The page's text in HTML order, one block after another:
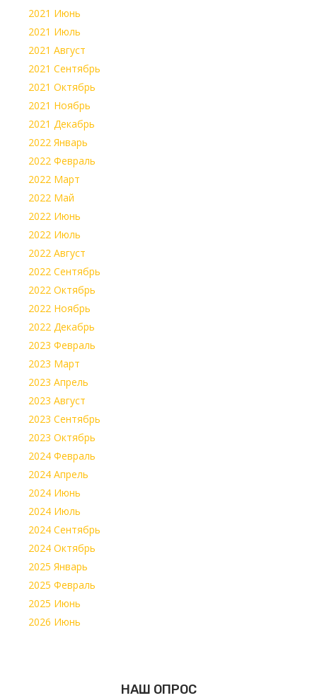
2021 Июнь
2021 Июль
2021 Август
2021 Сентябрь
2021 Октябрь
2021 Ноябрь
2021 Декабрь
2022 Январь
2022 Февраль
2022 Март
2022 Май
2022 Июнь
2022 Июль
2022 Август
2022 Сентябрь
2022 Октябрь
2022 Ноябрь
2022 Декабрь
2023 Февраль
2023 Март
2023 Апрель
2023 Август
2023 Сентябрь
2023 Октябрь
2024 Февраль
2024 Апрель
2024 Июнь
2024 Июль
2024 Сентябрь
2024 Октябрь
2025 Январь
2025 Февраль
2025 Июнь
2026 Июнь
НАШ ОПРОС